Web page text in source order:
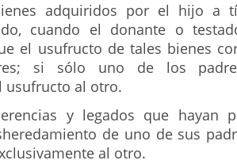
adquiridos por el hijo a
cuando el donante o
el usufructo de tales bienes
si sólo uno de los
usufructo al otro.
y legados que hayan
de uno de sus
al otro.